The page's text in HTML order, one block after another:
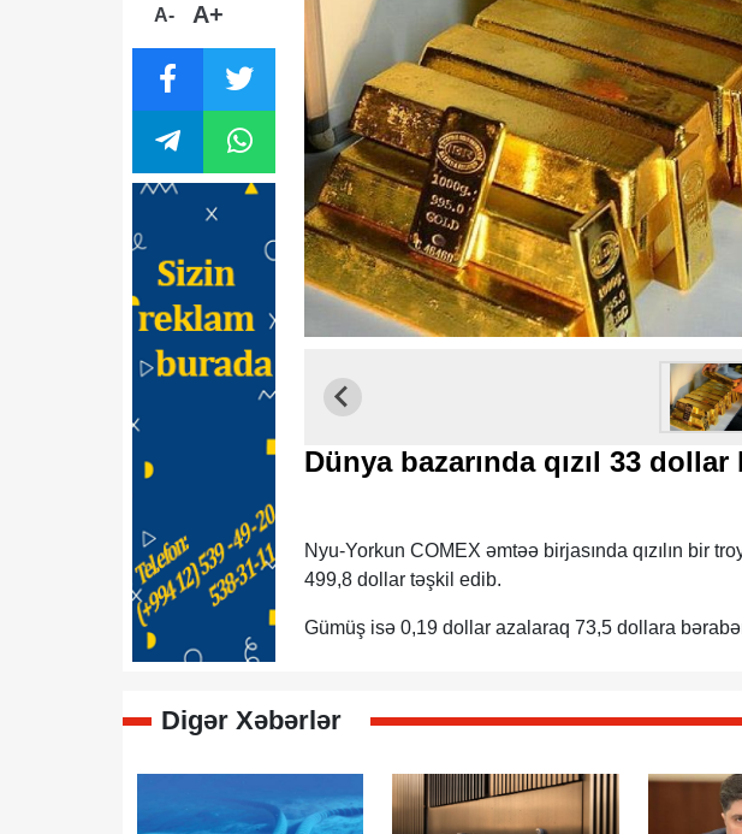
A- A+
Dünya bazarında qızıl 33 dollar
Nyu-Yorkun COMEX əmtəə birjasında qızılın bir
499,8 dollar təşkil edib.
Gümüş isə 0,19 dollar azalaraq 73,5 dollara
Digər Xəbərlər